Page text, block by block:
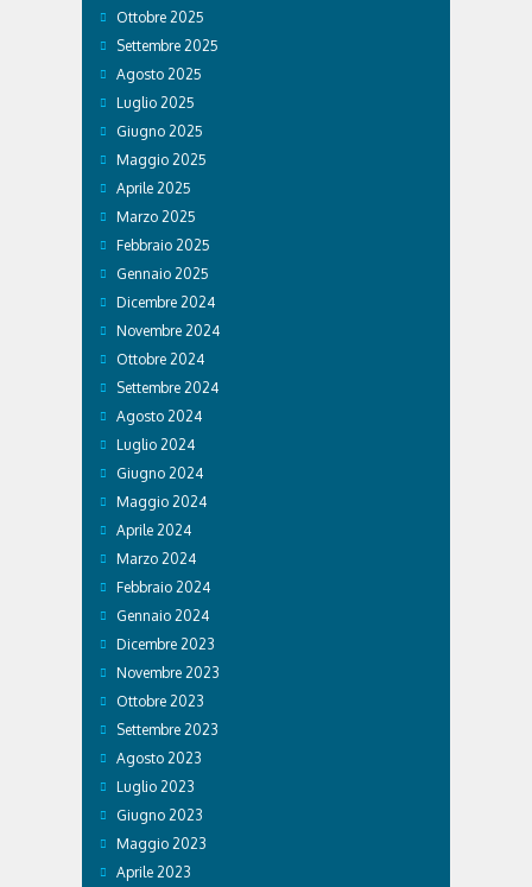
Ottobre 2025
Settembre 2025
Agosto 2025
Luglio 2025
Giugno 2025
Maggio 2025
Aprile 2025
Marzo 2025
Febbraio 2025
Gennaio 2025
Dicembre 2024
Novembre 2024
Ottobre 2024
Settembre 2024
Agosto 2024
Luglio 2024
Giugno 2024
Maggio 2024
Aprile 2024
Marzo 2024
Febbraio 2024
Gennaio 2024
Dicembre 2023
Novembre 2023
Ottobre 2023
Settembre 2023
Agosto 2023
Luglio 2023
Giugno 2023
Maggio 2023
Aprile 2023